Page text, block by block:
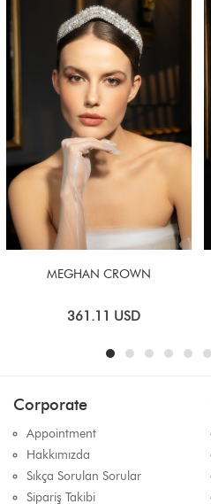
MEGHAN CROWN
361.11 USD
Corporate
Appointment
Hakkımızda
Sıkça Sorulan Sorular
Sipariş Takibi